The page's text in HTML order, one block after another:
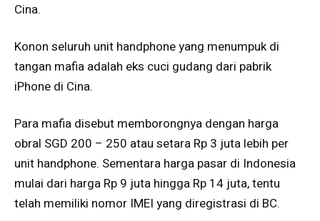
Cina.
Konon seluruh unit handphone yang menumpuk di
tangan mafia adalah eks cuci gudang dari pabrik
iPhone di Cina.
Para mafia disebut memborongnya dengan harga
obral SGD 200 – 250 atau setara Rp 3 juta lebih per
unit handphone. Sementara harga pasar di Indonesia
mulai dari harga Rp 9 juta hingga Rp 14 juta, tentu
telah memiliki nomor IMEI yang diregistrasi di BC.